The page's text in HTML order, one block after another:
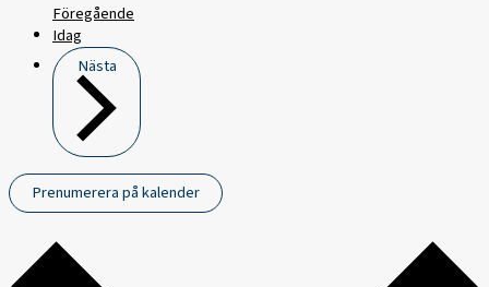
Föregående
Idag
Nästa
Prenumerera på kalender